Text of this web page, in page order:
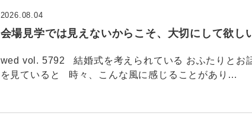
会場見学では見えないからこそ、大切にして欲し
2026.08.04
wed vol. 5792 結婚式を考えられている おふたりとお
を見ていると 時々、こんな風に感じることがあり…